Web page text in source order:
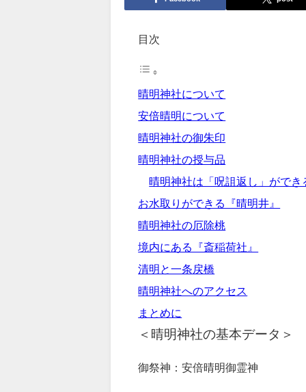
目次
晴明神社について
安倍晴明について
晴明神社の御朱印
晴明神社の授与品
晴明神社は「呪詛返し」ができ
お水取りができる『晴明井』
晴明神社の厄除桃
境内にある『斎稲荷社』
清明と一条戻橋
晴明神社へのアクセス
まとめに
＜晴明神社の基本データ＞
御祭神：安倍晴明御霊神